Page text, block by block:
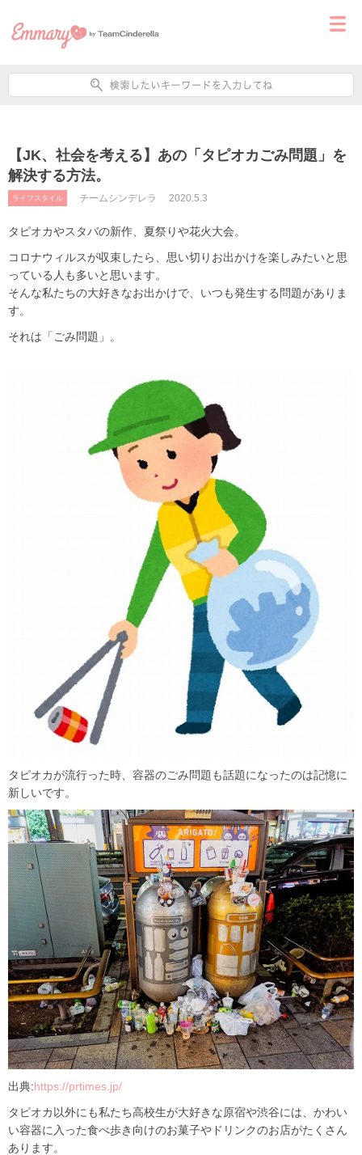
【JK、社会を考える】あの「タピオカごみ問題」を
解決する方法。
ライフスタイル チームシンデレラ 2020.5.3
タピオカやスタバの新作、夏祭りや花火大会。
コロナウィルスが収束したら、思い切りお出かけを楽しみたいと思
っている人も多いと思います。
そんな私たちの大好きなお出かけで、いつも発生する問題がありま
す。
それは「ごみ問題」。
タピオカが流行った時、容器のごみ問題も話題になったのは記憶に
新しいです。
出典:https://prtimes.jp/
タピオカ以外にも私たち高校生が大好きな原宿や渋谷には、かわい
い容器に入った食べ歩き向けのお菓子やドリンクのお店がたくさん
あります。